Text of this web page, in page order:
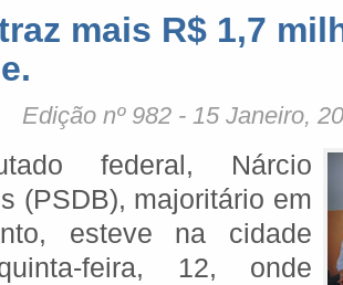
mais R$ 1,7
Edição nº 982 - 15 Janeiro,
federal, Nárcio
(PSDB), majoritário em
esteve na cidade
feira, 12, onde